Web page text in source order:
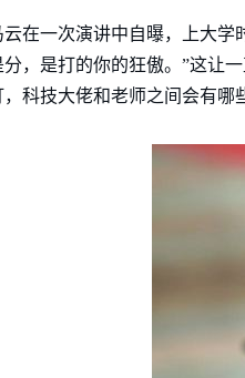
在一次演讲中自曝，上大学
，是打的你的狂傲。”这让
科技大佬和老师之间会有哪